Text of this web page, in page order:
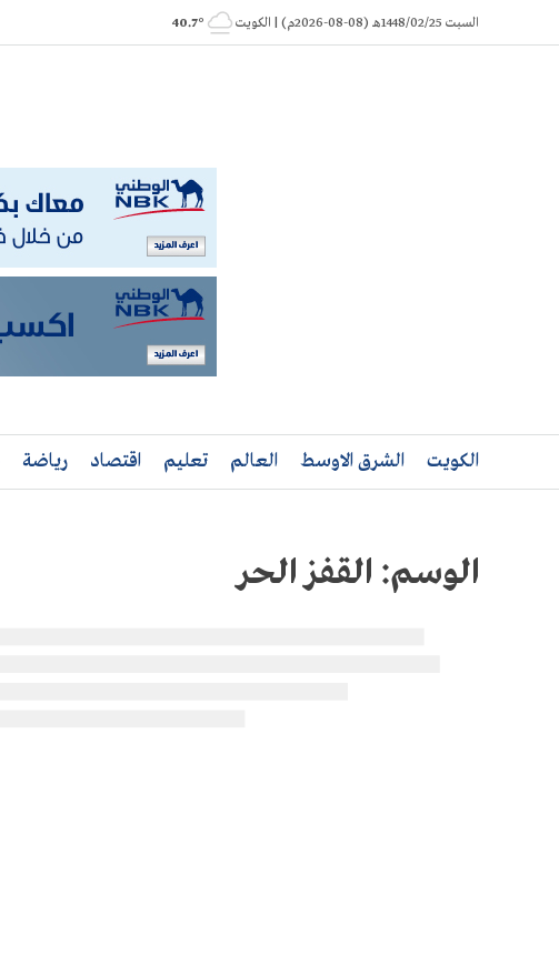
to
السبت 1448/02/25هـ (08-08-2026م) | الكويت ° 40.7
الكويت الشرق الاوسط العالم تعليم اقتصاد رياضة
الوسم: القفز الحر